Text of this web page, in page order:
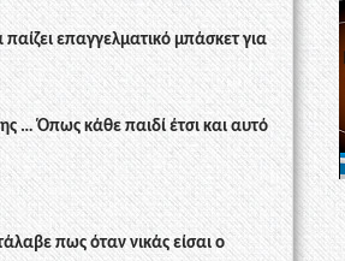
επαγγελματικό μπάσκετ για
… Όπως κάθε παιδί έτσι και αυτό
πως όταν νικάς είσαι ο